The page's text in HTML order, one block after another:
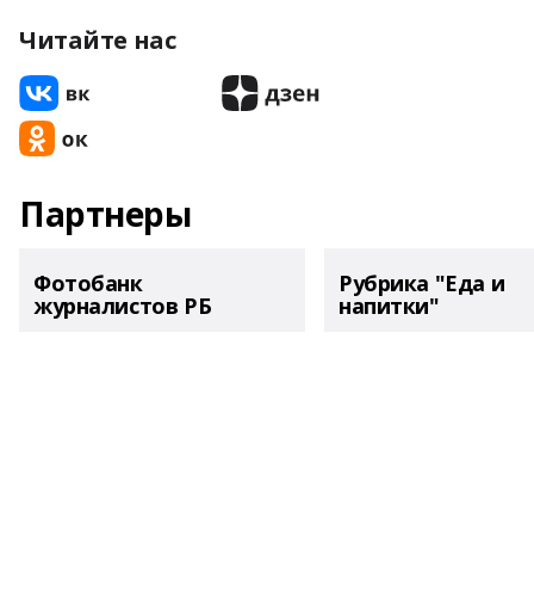
Читайте нас
Партнеры
Фотобанк
журналистов РБ
Рубрика "Еда и
напитки"